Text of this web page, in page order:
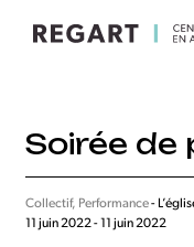
Soirée
Collectif, Performance-
11 juin 2022 - 11 juin 2022